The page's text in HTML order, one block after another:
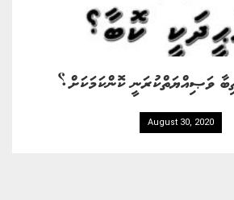
ވަޞިއްޔަތްކުރަނީ ކޮންކަމަކަށް؟
August 30, 2020